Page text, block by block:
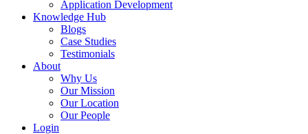
Application Development
Knowledge Hub
Blogs
Case Studies
Testimonials
About
Why Us
Our Mission
Our Location
Our People
Login